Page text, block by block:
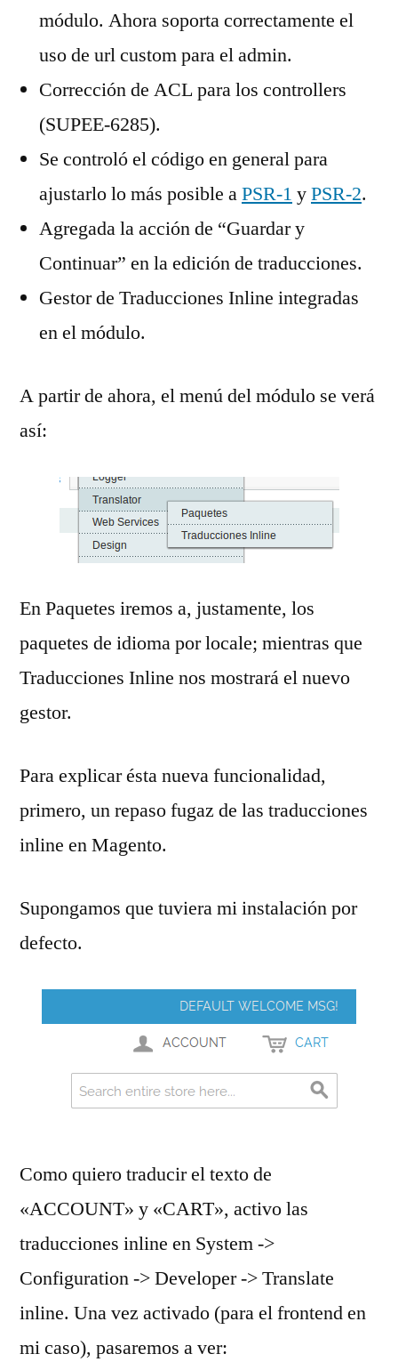
módulo. Ahora soporta correctamente el
uso de url custom para el admin.
Corrección de ACL para los controllers
(SUPEE-6285).
Se controló el código en general para
ajustarlo lo más posible aPSR-1 yPSR-2.
Agregada la acción de “Guardar y
Continuar” en la edición de traducciones.
Gestor de Traducciones Inline integradas
en el módulo.
A partir de ahora, el menú del módulo se verá
así:
En Paquetes iremos a, justamente, los
paquetes de idioma por locale; mientras que
Traducciones Inline nos mostrará el nuevo
gestor.
Para explicar ésta nueva funcionalidad,
primero, un repaso fugaz de las traducciones
inline en Magento.
Supongamos que tuviera mi instalación por
defecto.
Como quiero traducir el texto de
«ACCOUNT» y «CART», activo las
traducciones inline en System ->
Configuration -> Developer -> Translate
inline. Una vez activado (para el frontend en
mi caso), pasaremos a ver: